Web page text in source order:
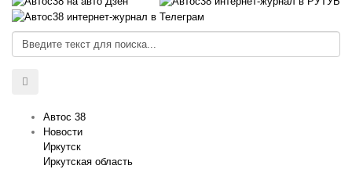
Автос 38
Новости
Иркутск
Иркутская область